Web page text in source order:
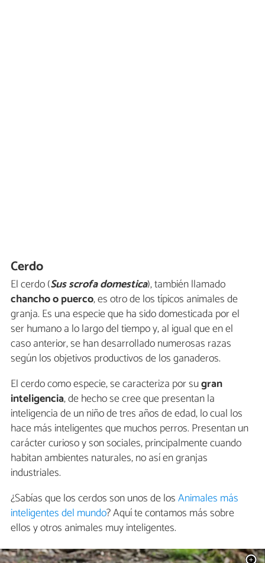
Cerdo
El cerdo (Sus scrofa domestica), también llamado
chancho o puerco, es otro de los típicos animales de
granja. Es una especie que ha sido domesticada por el
ser humano a lo largo del tiempo y, al igual que en el
caso anterior, se han desarrollado numerosas razas
según los objetivos productivos de los ganaderos.
El cerdo como especie, se caracteriza por sugran
inteligencia, de hecho se cree que presentan la
inteligencia de un niño de tres años de edad, lo cual los
hace más inteligentes que muchos perros. Presentan un
carácter curioso y son sociales, principalmente cuando
habitan ambientes naturales, no así en granjas
industriales.
¿Sabías que los cerdos son unos de losAnimales más
inteligentes del mundo? Aquí te contamos más sobre
ellos y otros animales muy inteligentes.